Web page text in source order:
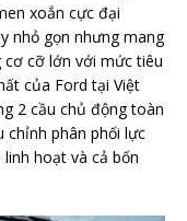
xoắn cực đại
nhỏ gọn nhưng mang
cỡ lớn với mức tiêu
của Ford tại Việt
2 cầu chủ động toàn
chỉnh phân phối lực
hoạt và cả bốn